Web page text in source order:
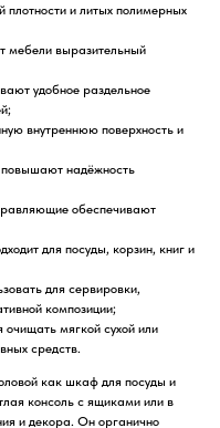
плотности и литых полимерных
мебели выразительный
удобное раздельное
внутреннюю поверхность и
повышают надёжность
обеспечивают
для посуды, корзин, книг и
для сервировки,
композиции;
очищать мягкой сухой или
средств.
как шкаф для посуды и
консоль с ящиками или в
и декора. Он органично